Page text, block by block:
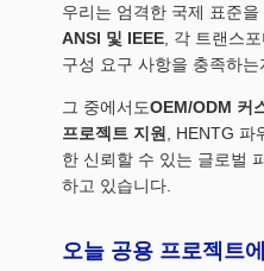
우리는 엄격한 국제 표준
ANSI 및 IEEE , 각 트랜스
구성 요구 사항을 충족하는
그 중에서도OEM/ODM 커
프로젝트 지원
, HENTG
한 신뢰할 수 있는 글로벌
하고 있습니다.
오늘 공용 프로젝트